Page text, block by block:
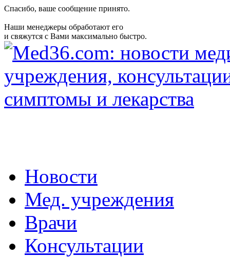
Спасибо, ваше сообщение принято.
Наши менеджеры обработают его
и свяжутся с Вами максимально быстро.
Новости
Мед. учреждения
Врачи
Консультации